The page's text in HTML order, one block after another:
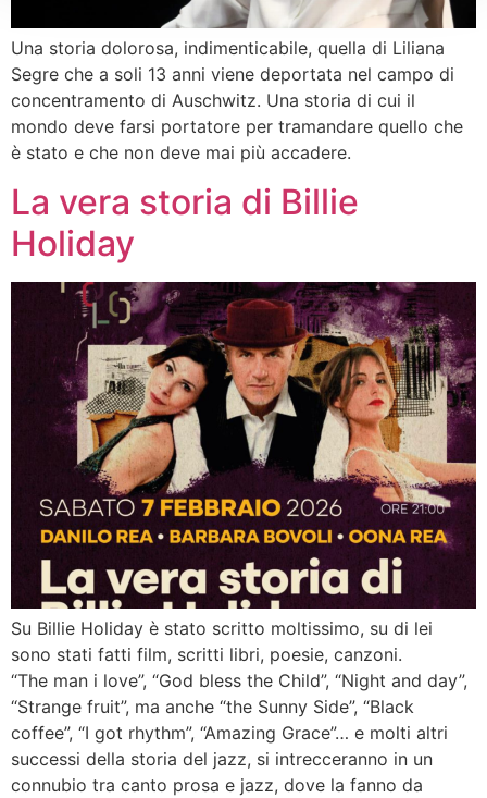
Una storia dolorosa, indimenticabile, quella di Liliana
Segre che a soli 13 anni viene deportata nel campo di
concentramento di Auschwitz. Una storia di cui il
mondo deve farsi portatore per tramandare quello che
è stato e che non deve mai più accadere.
La vera storia di Billie
Holiday
Su Billie Holiday è stato scritto moltissimo, su di lei
sono stati fatti film, scritti libri, poesie, canzoni.
“The man i love”, “God bless the Child”, “Night and day”,
“Strange fruit”, ma anche “the Sunny Side”, “Black
coffee”, “I got rhythm”, “Amazing Grace”… e molti altri
successi della storia del jazz, si intrecceranno in un
connubio tra canto prosa e jazz, dove la fanno da